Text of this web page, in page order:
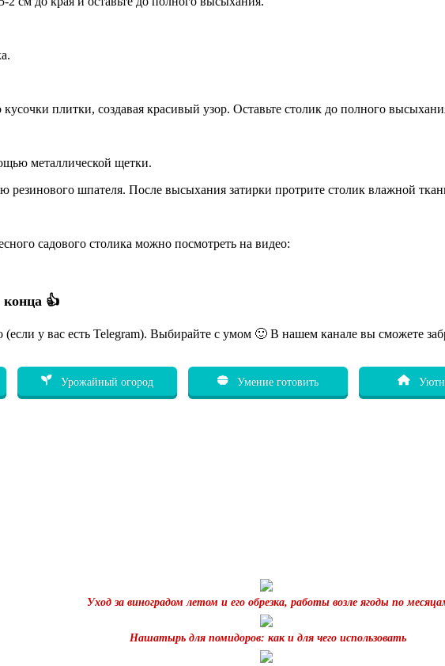
плитки, создавая красивый узор. Оставьте столик до полного
металлической щетки.
резинового шпателя. После высыхания затирки протрите столик влажной
садового столика можно посмотреть на видео:
конца 👍
у вас есть Telegram). Выбирайте с умом 🙂 В нашем канале вы сможете
Урожайный огород Умение готовить
Уход за виноградом летом и его обрезка, работы возле ягоды по
Нашатырь для помидоров: как и для чего использовать